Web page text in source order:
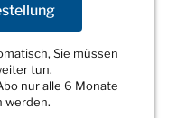
Sie müssen
tun.
nur alle 6 Monate
werden.